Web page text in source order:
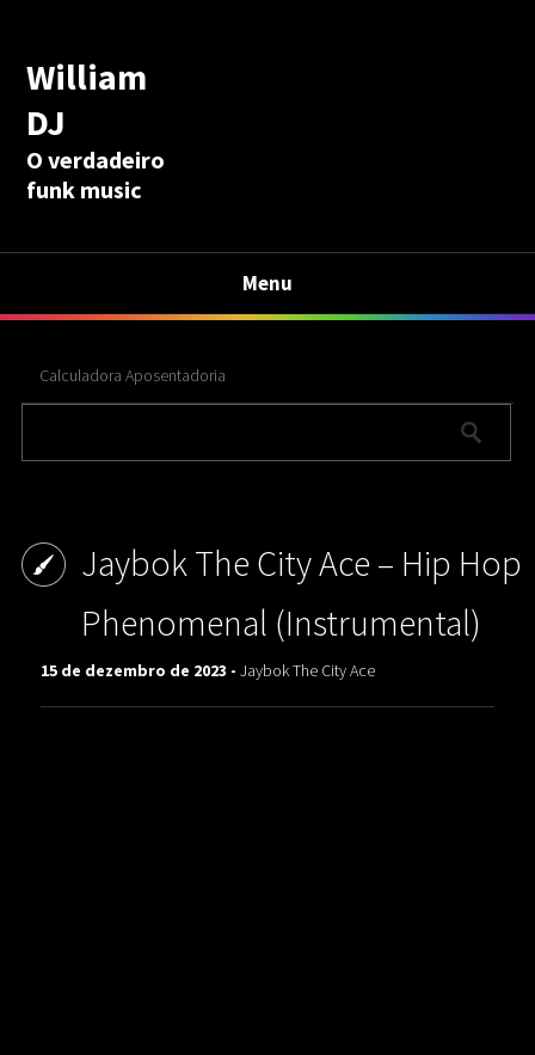
William
DJ
O verdadeiro
funk music
Menu
Calculadora Aposentadoria
Jaybok The City Ace ‎– Hip Hop
Phenomenal (Instrumental)
15 de dezembro de 2023 -Jaybok The City Ace